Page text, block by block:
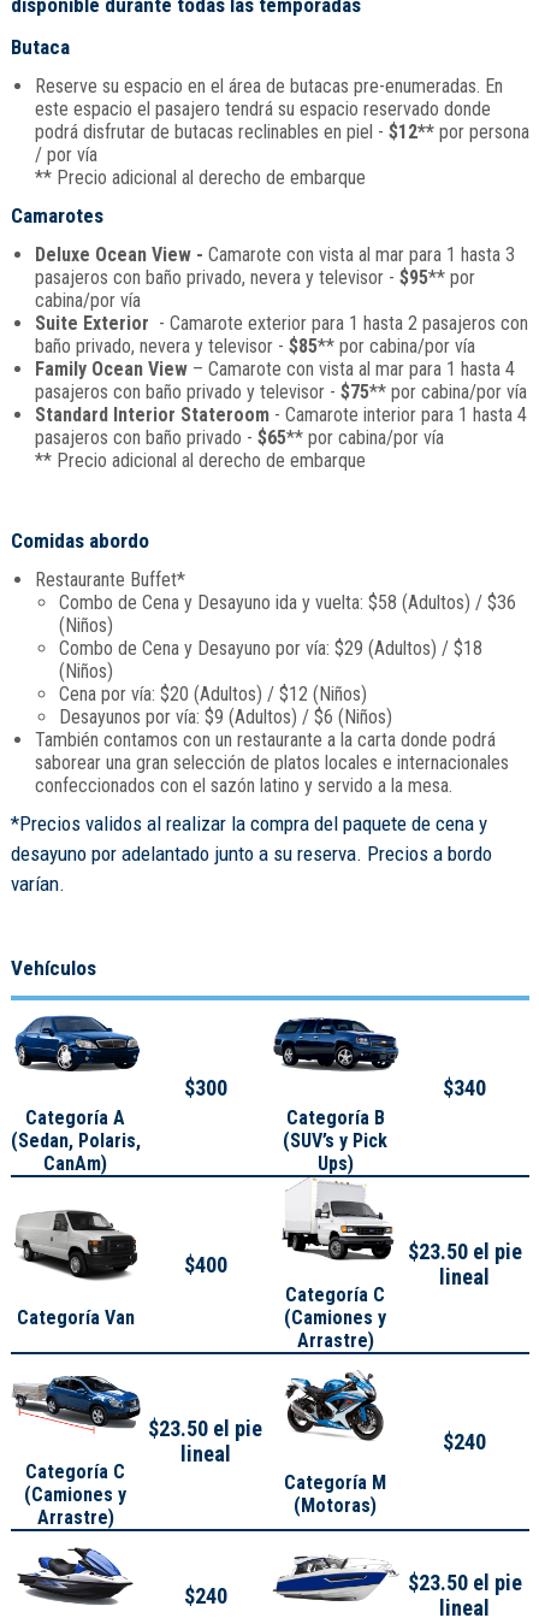
disponible durante todas las temporadas
Butaca
Reserve su espacio en el área de butacas pre-enumeradas. En
este espacio el pasajero tendrá su espacio reservado donde
podrá disfrutar de butacas reclinables en piel - $12**por persona
/ por vía
** Precio adicional al derecho de embarque
Camarotes
Deluxe Ocean View - Camarote con vista al mar para 1 hasta 3
pasajeros con baño privado, nevera y televisor - $95** por
cabina/por vía
Suite Exterior - Camarote exterior para 1 hasta 2 pasajeros con
baño privado, nevera y televisor - $85** por cabina/por vía
Family Ocean View– Camarote con vista al mar para 1 hasta 4
pasajeros con baño privado y televisor - $75** por cabina/por vía
Standard Interior Stateroom- Camarote interior para 1 hasta 4
pasajeros con baño privado - $65** por cabina/por vía
** Precio adicional al derecho de embarque
Comidas abordo
Restaurante Buffet*
Combo de Cena y Desayuno ida y vuelta: $58 (Adultos) / $36
(Niños)
Combo de Cena y Desayuno por vía: $29 (Adultos) / $18
(Niños)
Cena por vía: $20 (Adultos) / $12 (Niños)
Desayunos por vía: $9 (Adultos) / $6 (Niños)
También contamos con un restaurante a la carta donde podrá
saborear una gran selección de platos locales e internacionales
confeccionados con el sazón latino y servido a la mesa.
*Precios validos al realizar la compra del paquete de cena y
desayuno por adelantado junto a su reserva. Precios a bordo
varían.
Vehículos
Categoría A
(Sedan, Polaris,
CanAm)
$300
Categoría B
(SUV’s y Pick
Ups)
$340
Categoría Van
$400
Categoría C
(Camiones y
Arrastre)
$23.50 el pie
lineal
Categoría C
(Camiones y
Arrastre)
$23.50 el pie
lineal
Categoría M
(Motoras)
$240
$240
$23.50 el pie
lineal